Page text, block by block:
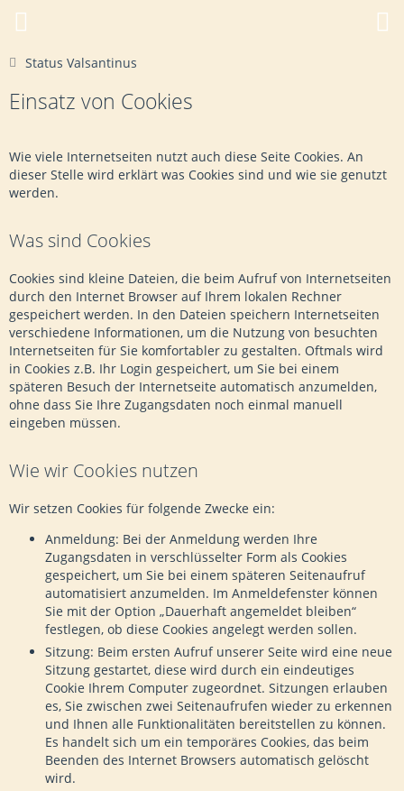
Status Valsantinus
Einsatz von Cookies
Wie viele Internetseiten nutzt auch diese Seite Cookies. An
dieser Stelle wird erklärt was Cookies sind und wie sie genutzt
werden.
Was sind Cookies
Cookies sind kleine Dateien, die beim Aufruf von Internetseiten
durch den Internet Browser auf Ihrem lokalen Rechner
gespeichert werden. In den Dateien speichern Internetseiten
verschiedene Informationen, um die Nutzung von besuchten
Internetseiten für Sie komfortabler zu gestalten. Oftmals wird
in Cookies z.B. Ihr Login gespeichert, um Sie bei einem
späteren Besuch der Internetseite automatisch anzumelden,
ohne dass Sie Ihre Zugangsdaten noch einmal manuell
eingeben müssen.
Wie wir Cookies nutzen
Wir setzen Cookies für folgende Zwecke ein:
Anmeldung: Bei der Anmeldung werden Ihre
Zugangsdaten in verschlüsselter Form als Cookies
gespeichert, um Sie bei einem späteren Seitenaufruf
automatisiert anzumelden. Im Anmeldefenster können
Sie mit der Option „Dauerhaft angemeldet bleiben“
festlegen, ob diese Cookies angelegt werden sollen.
Sitzung: Beim ersten Aufruf unserer Seite wird eine neue
Sitzung gestartet, diese wird durch ein eindeutiges
Cookie Ihrem Computer zugeordnet. Sitzungen erlauben
es, Sie zwischen zwei Seitenaufrufen wieder zu erkennen
und Ihnen alle Funktionalitäten bereitstellen zu können.
Es handelt sich um ein temporäres Cookies, das beim
Beenden des Internet Browsers automatisch gelöscht
wird.